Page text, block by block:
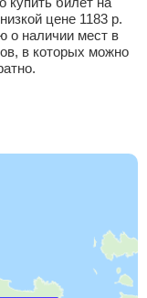
цене 1183 р.
о наличии мест в
в которых можно